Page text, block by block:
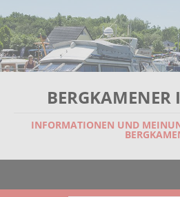
BERGKAMENER
INFORMATIONEN UND